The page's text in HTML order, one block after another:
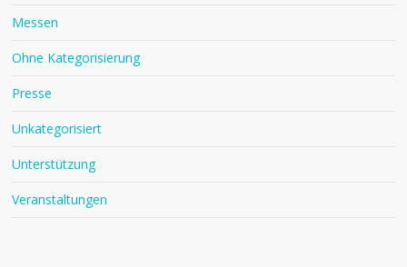
Messen
Ohne Kategorisierung
Presse
Unkategorisiert
Unterstützung
Veranstaltungen